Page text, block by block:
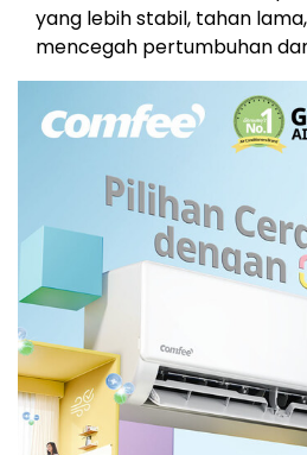
yang lebih stabil, tahan
mencegah pertumbuhan